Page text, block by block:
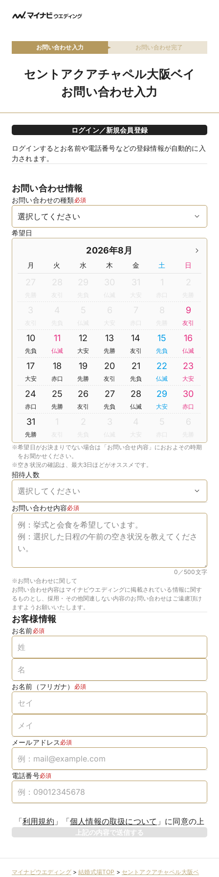
お問い合わせ入力 お問い合わせ完了
セントアクアチャペル大阪ベイ
お問い合わせ入力
ログイン／新規会員登録
ログインするとお名前や電話番号などの登録情報が自動的に入
力されます。
お問い合わせ情報
お問い合わせの種類必須
希望日
2026年8月
月 火 水 木 金 土 日
27 28
友引
29
先負
30
仏滅
31
大安
1 2
3
友引
4
先負
5
仏滅
6
大安
7 8 9
友引
10
先負
11
仏滅
12
大安
13
先勝
14
友引
15
先負
16
仏滅
17
大安
18
赤口
19
先勝
20
友引
21
先負
22
仏滅
23
大安
24
赤口
25
先勝
26
友引
27
先負
28
仏滅
29
大安
30
赤口
31
先勝
1
友引
2
先負
3
仏滅
4
大安
5 6
※希望日がお決まりでない場合は「お問い合せ内容」におおよその時期
をお聞かせください。
※空き状況の確認は、最大3日ほどがオススメです。
招待人数
お問い合わせ内容必須
0／500文字
※お問い合わせに関して
お問い合わせ内容はマイナビウエディングに掲載されている情報に関す
るものとし、採用・その他関連しない内容のお問い合わせはご遠慮頂け
ますようお願いいたします。
お客様情報
お名前必須
お名前（フリガナ） 必須
メールアドレス 必須
電話番号必須
「利用規約 」 「個人情報の取扱について 」 に同意の上
上記の内容で送信する
マイナビウエディング>結婚式場TOP > セントアクアチャペル大阪ベ